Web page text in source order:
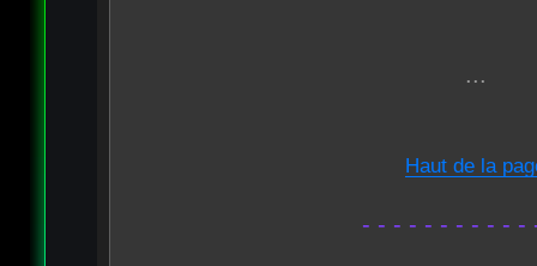
...
Haut de la
- - - - - - - - - - -